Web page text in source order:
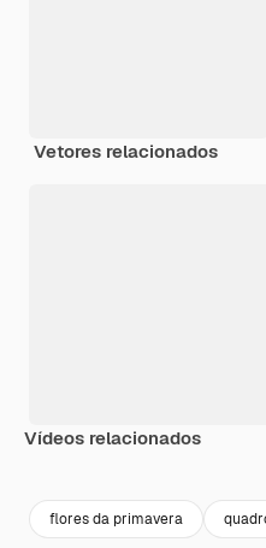
Vetores relacionados
Vídeos relacionados
flores da primavera